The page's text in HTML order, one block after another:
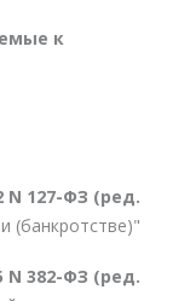
к
N 127-ФЗ (ред.
(банкротстве)"
N 382-ФЗ (ред.